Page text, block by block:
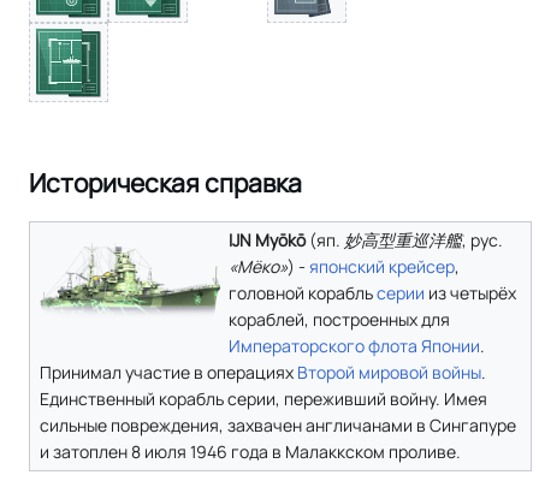
Историческая справка
IJN Myōkō(яп. 妙高型重巡洋艦, рус.
«Мёко») - японский крейсер,
головной корабльсерии из четырёх
кораблей, построенных для
Императорского флота Японии.
Принимал участие в операциях Второй мировой войны.
Единственный корабль серии, переживший войну. Имея
сильные повреждения, захвачен англичанами в Сингапуре
и затоплен 8 июля 1946 года в Малаккском проливе.